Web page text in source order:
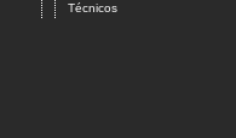
Técnicos